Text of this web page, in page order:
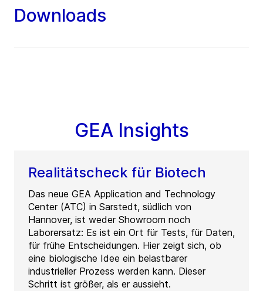
Downloads
GEA Insights
Realitätscheck für Biotech
Das neue GEA Application and Technology
Center (ATC) in Sarstedt, südlich von
Hannover, ist weder Showroom noch
Laborersatz: Es ist ein Ort für Tests, für Daten,
für frühe Entscheidungen. Hier zeigt sich, ob
eine biologische Idee ein belastbarer
industrieller Prozess werden kann. Dieser
Schritt ist größer, als er aussieht.